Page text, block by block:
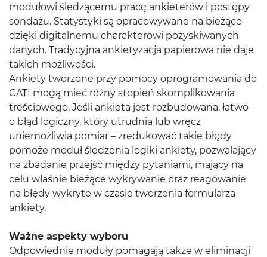
modułowi śledzącemu pracę ankieterów i postępy
sondażu. Statystyki są opracowywane na bieżąco
dzięki digitalnemu charakterowi pozyskiwanych
danych. Tradycyjna ankietyzacja papierowa nie daje
takich możliwości.
Ankiety tworzone przy pomocy oprogramowania do
CATI mogą mieć różny stopień skomplikowania
treściowego. Jeśli ankieta jest rozbudowana, łatwo
o błąd logiczny, który utrudnia lub wręcz
uniemożliwia pomiar – zredukować takie błędy
pomoże moduł śledzenia logiki ankiety, pozwalający
na zbadanie przejść między pytaniami, mający na
celu właśnie bieżące wykrywanie oraz reagowanie
na błędy wykryte w czasie tworzenia formularza
ankiety.
Ważne aspekty wyboru
Odpowiednie moduły pomagają także w eliminacji